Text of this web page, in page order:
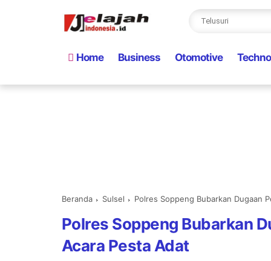
Home Business Otomotive
Beranda Sulsel Polres Soppeng Bubarkan Dugaan
Polres Soppeng Bubarkan
Acara Pesta Adat